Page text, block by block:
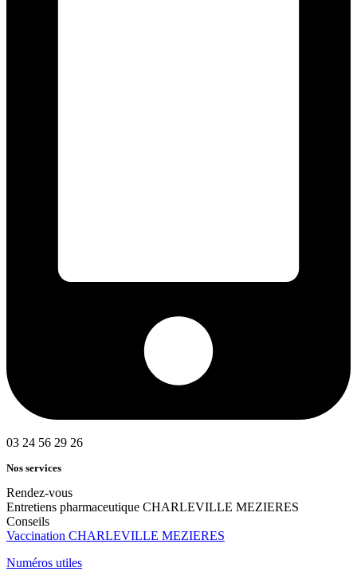
03 24 56 29 26
Nos services
Rendez-vous
Entretiens pharmaceutique CHARLEVILLE MEZIERES
Conseils
Vaccination CHARLEVILLE MEZIERES
Numéros utiles